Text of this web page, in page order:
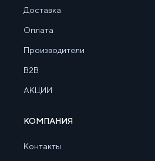
Доставка
Оплата
Производители
B2B
АКЦИИ
КОМПАНИЯ
Контакты